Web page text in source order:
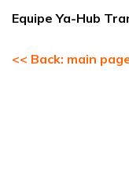
Equipe Ya-Hub
<< Back: main